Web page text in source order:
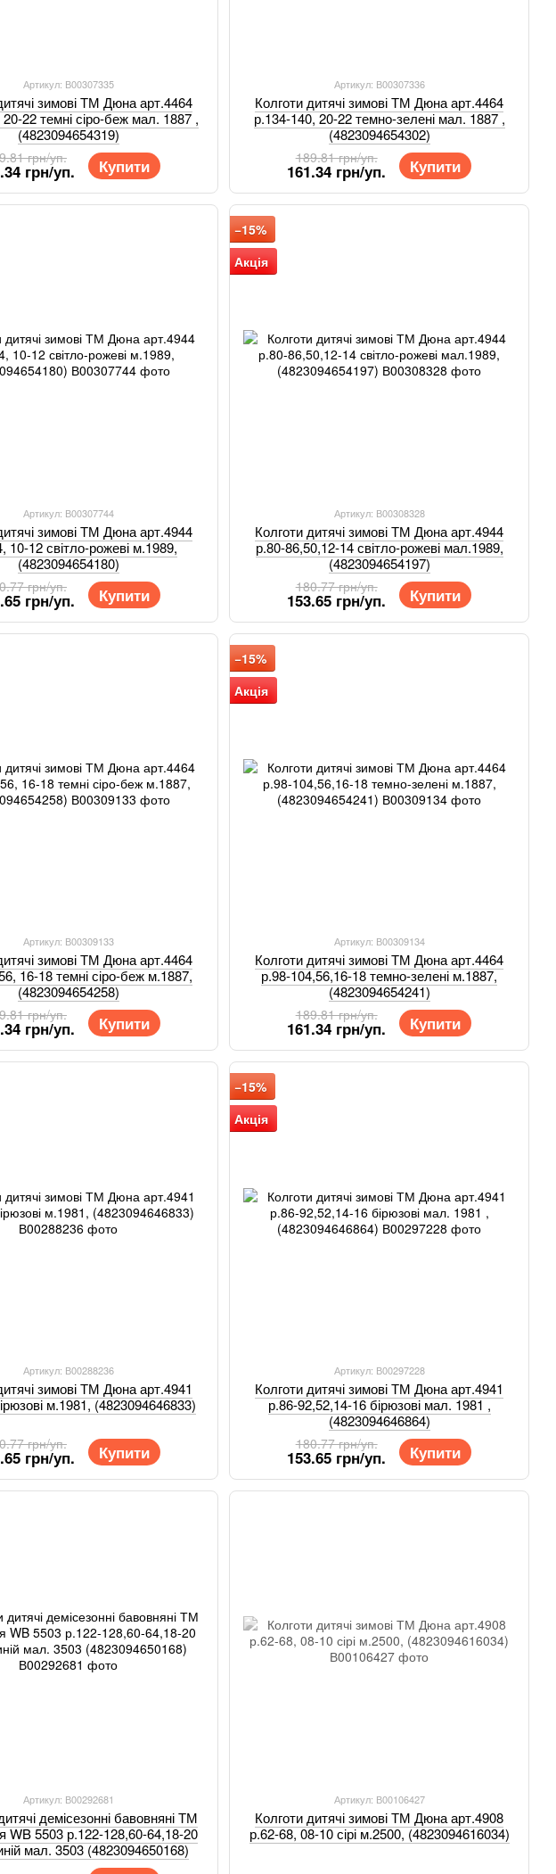
Артикул: В00307335
зимові ТМ Дюна арт.4464
22 темні сіро-беж мал. 1887 ,
(4823094654319)
грн/уп.
грн/уп. Купити
Артикул: В00307336
Колготи дитячі зимові ТМ Дюна арт.4464
р.134-140, 20-22 темно-зелені мал. 1887 ,
(4823094654302)
189.81 грн/уп.
161.34 грн/уп. Купити
Артикул: В00307744
зимові ТМ Дюна арт.4944
10-12 світло-рожеві м.1989,
(4823094654180)
грн/уп.
грн/уп. Купити
−15%
Акція
Артикул: В00308328
Колготи дитячі зимові ТМ Дюна арт.4944
р.80-86,50,12-14 світло-рожеві мал.1989,
(4823094654197)
180.77 грн/уп.
153.65 грн/уп. Купити
Артикул: В00309133
зимові ТМ Дюна арт.4464
16-18 темні сіро-беж м.1887,
(4823094654258)
грн/уп.
грн/уп. Купити
−15%
Акція
Артикул: В00309134
Колготи дитячі зимові ТМ Дюна арт.4464
р.98-104,56,16-18 темно-зелені м.1887,
(4823094654241)
189.81 грн/уп.
161.34 грн/уп. Купити
Артикул: В00288236
зимові ТМ Дюна арт.4941
м.1981, (4823094646833)
грн/уп.
грн/уп. Купити
−15%
Акція
Артикул: В00297228
Колготи дитячі зимові ТМ Дюна арт.4941
р.86-92,52,14-16 бірюзові мал. 1981 ,
(4823094646864)
180.77 грн/уп.
153.65 грн/уп. Купити
Артикул: В00292681
демісезонні бавовняні ТМ
WB 5503 р.122-128,60-64,18-20
мал. 3503 (4823094650168)
Артикул: В00106427
Колготи дитячі зимові ТМ Дюна арт.4908
р.62-68, 08-10 сірі м.2500, (4823094616034)